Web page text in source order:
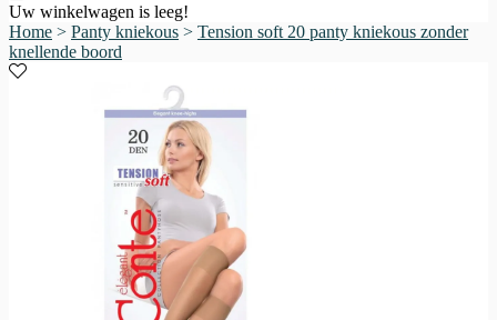
Uw winkelwagen is leeg!
Home > Panty kniekous > Tension soft 20 panty kniekous zonder
knellende boord